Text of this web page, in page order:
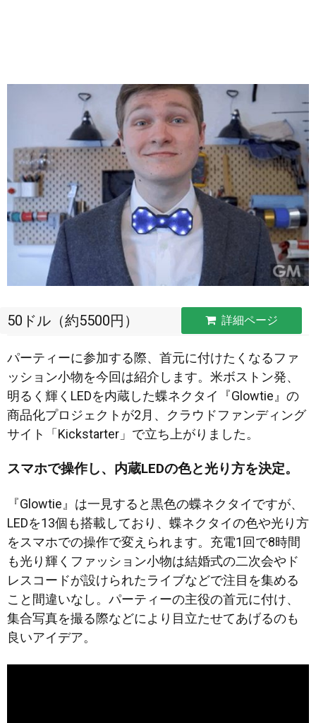
50ドル（約5500円） 詳細ページ
パーティーに参加する際、首元に付けたくなるファ
ッション小物を今回は紹介します。米ボストン発、
明るく輝くLEDを内蔵した蝶ネクタイ『Glowtie』の
商品化プロジェクトが2月、クラウドファンディング
サイト「Kickstarter」で立ち上がりました。
スマホで操作し、内蔵LEDの色と光り方を決定。
『Glowtie』は一見すると黒色の蝶ネクタイですが、
LEDを13個も搭載しており、蝶ネクタイの色や光り方
をスマホでの操作で変えられます。充電1回で8時間
も光り輝くファッション小物は結婚式の二次会やド
レスコードが設けられたライブなどで注目を集める
こと間違いなし。パーティーの主役の首元に付け、
集合写真を撮る際などにより目立たせてあげるのも
良いアイデア。